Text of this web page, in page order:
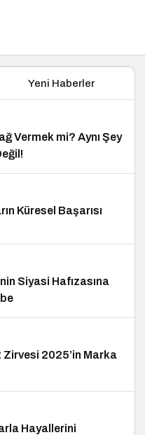
Yeni Haberler
Vermek mi? Aynı Şey
Küresel Başarısı
Siyasi Hafızasına
2025’in Marka
Hayallerini